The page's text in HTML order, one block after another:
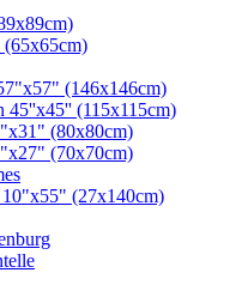
(146x146cm)
45''x45'' (115x115cm)
(80x80cm)
(70x70cm)
10"x55" (27x140cm)